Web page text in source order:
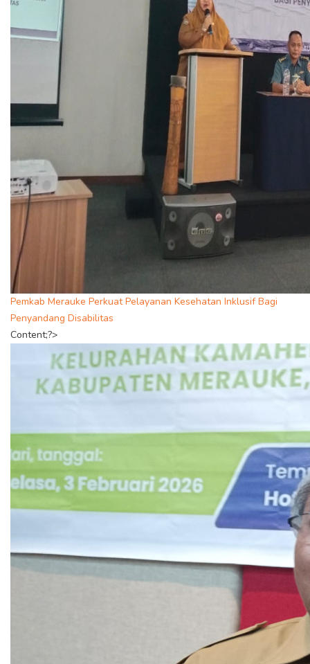
Pemkab Merauke Perkuat Pelayanan Kesehatan Inklusif Bagi
Penyandang Disabilitas
Content;?>